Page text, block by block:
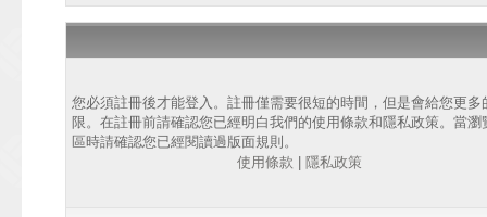
您必須註冊後才能登入。註冊僅需要很短的時間，但是會給您更多
限。在註冊前請確認您已經明白我們的使用條款和隱私政策。當瀏
區時請確認您已經閱讀過版面規則。
使用條款
隱私政策